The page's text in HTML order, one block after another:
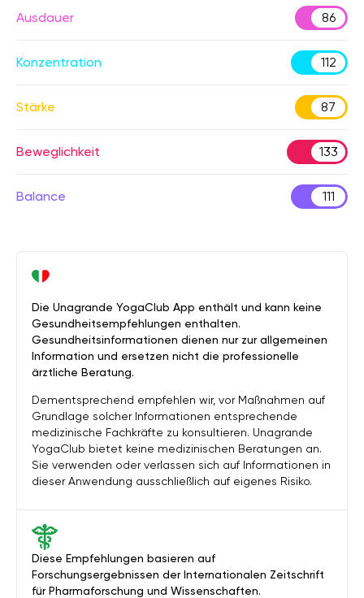
Ausdauer 86
Konzentration 112
Stärke 87
Beweglichkeit 133
Balance 111
Diese Empfehlungen basieren auf
Forschungsergebnissen der Internationalen Zeitschrift
für Pharmaforschung und Wissenschaften.
Die Unagrande YogaClub App enthält und kann keine
Gesundheitsempfehlungen enthalten.
Gesundheitsinformationen dienen nur zur allgemeinen
Information und ersetzen nicht die professionelle
ärztliche Beratung.
Dementsprechend empfehlen wir, vor Maßnahmen auf
Grundlage solcher Informationen entsprechende
medizinische Fachkräfte zu konsultieren. Unagrande
YogaClub bietet keine medizinischen Beratungen an.
Sie verwenden oder verlassen sich auf Informationen in
dieser Anwendung ausschließlich auf eigenes Risiko.